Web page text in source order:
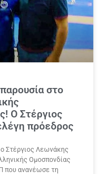
στο
Ο Στέργιος
πρόεδρος
Στέργιος Λεωνάκης
Ομοσπονδίας
που ανανέωσε τη